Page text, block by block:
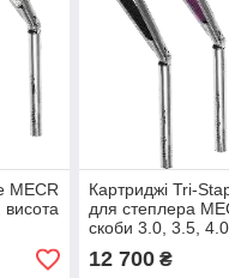
MECR
Картриджі Tri-
для степлера
скоби 3.0, 3.5, 4.0
довжина шва 60
мм.,фіолетовий
12 700₴